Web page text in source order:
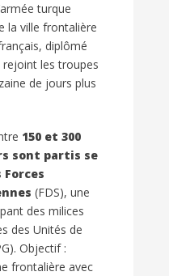
turque
la ville frontalière
diplômé
rejoint les troupes
de jours plus
150 et 300
sont partis se
(FDS), une
des milices
des Unités de
). Objectif :
frontalière avec